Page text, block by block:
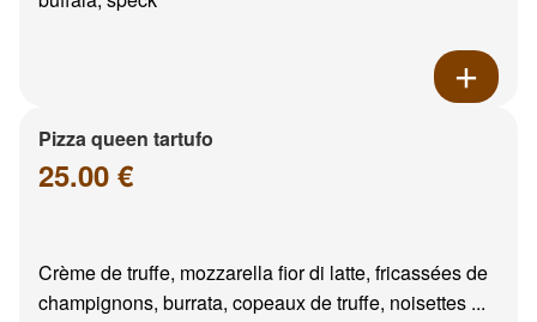
Pizza queen tartufo
25.00 €
Crème de truffe, mozzarella fior di latte, fricassées de
champignons, burrata, copeaux de truffe, noisettes ...